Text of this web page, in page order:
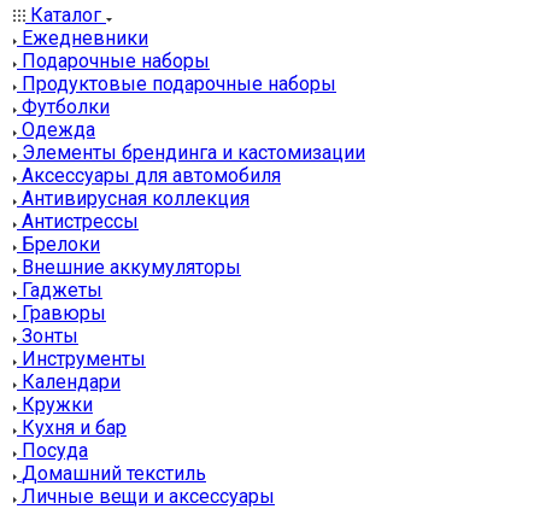
Каталог
Ежедневники
Подарочные наборы
Продуктовые подарочные наборы
Футболки
Одежда
Элементы брендинга и кастомизации
Аксессуары для автомобиля
Антивирусная коллекция
Антистрессы
Брелоки
Внешние аккумуляторы
Гаджеты
Гравюры
Зонты
Инструменты
Календари
Кружки
Кухня и бар
Посуда
Домашний текстиль
Личные вещи и аксессуары